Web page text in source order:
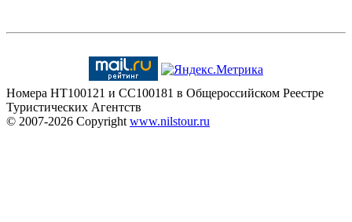
Номера HT100121 и CC100181 в Общероссийском Реестре
Туристических Агентств
© 2007-2026 Copyright www.nilstour.ru